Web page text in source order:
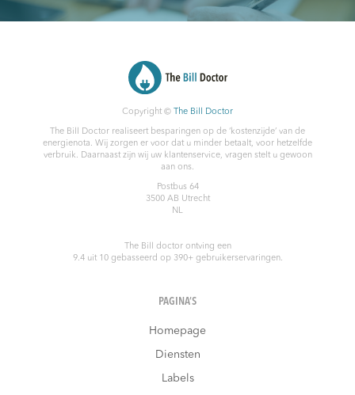
Copyright © The Bill Doctor
The Bill Doctor realiseert besparingen op de ‘kostenzijde’ van de
energienota. Wij zorgen er voor dat u minder betaalt, voor hetzelfde
verbruik. Daarnaast zijn wij uw klantenservice, vragen stelt u gewoon
aan ons.
Postbus 64
3500 AB Utrecht
NL
The Bill doctorontving een
9.4uit 10gebasseerd op 390+ gebruikerservaringen.
PAGINA’S
Homepage
Diensten
Labels